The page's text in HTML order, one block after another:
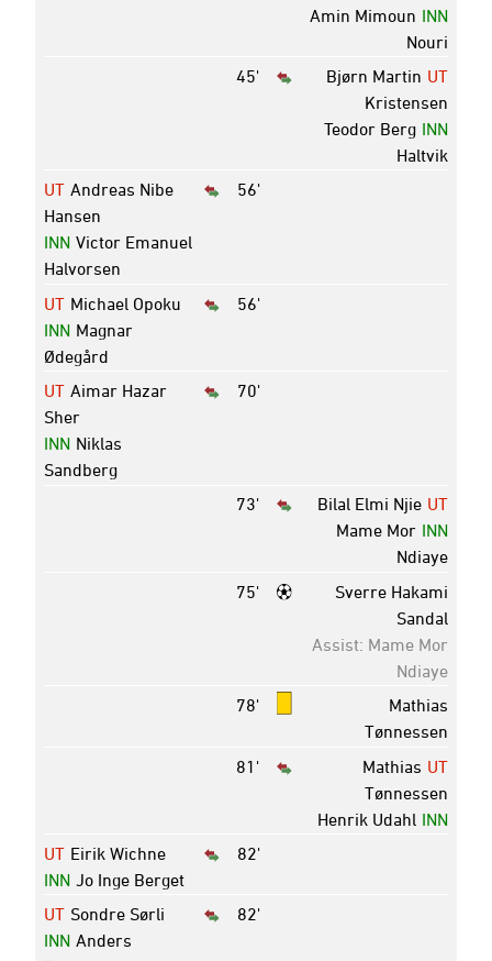
INN
Amin Mimoun
Nouri
45'
UT
Bjørn Martin
Kristensen
INN
Teodor Berg
Haltvik
56'
UT Andreas Nibe
Hansen
INN Victor Emanuel
Halvorsen
56'
UT Michael Opoku
INN Magnar
Ødegård
70'
UT Aimar Hazar
Sher
INN Niklas
Sandberg
73'
UT
Bilal Elmi Njie
INN
Mame Mor
Ndiaye
75'
Sverre Hakami
Sandal
Assist: Mame Mor
Ndiaye
78'
Mathias
Tønnessen
81'
UT
Mathias
Tønnessen
INN
Henrik Udahl
82'
UT Eirik Wichne
INN Jo Inge Berget
82'
UT Sondre Sørli
INN Anders